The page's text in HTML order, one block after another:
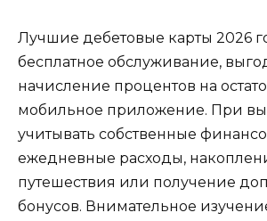
Лучшие дебетовые карты 2026
бесплатное обслуживание,
начисление процентов на
мобильное приложение. При
учитывать собственные
ежедневные расходы,
путешествия или получение
бонусов. Внимательное